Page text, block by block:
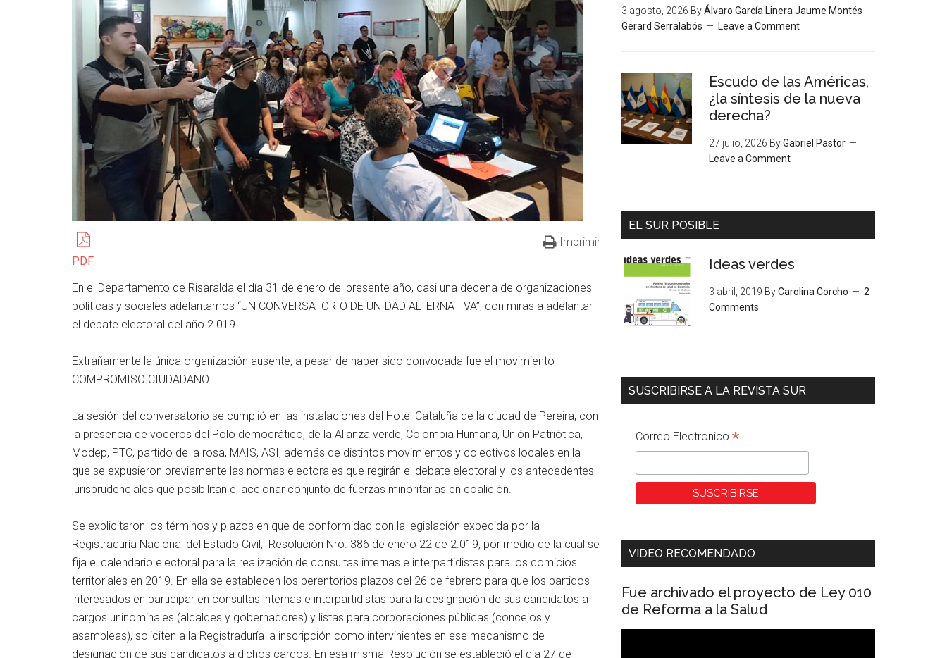
PDF
Imprimir
En el Departamento de Risaralda el día 31 de enero del presente año, casi una decena de organizaciones
políticas y sociales adelantamos “UN CONVERSATORIO DE UNIDAD ALTERNATIVA”, con miras a adelantar
el debate electoral del año 2.019 .
Extrañamente la única organización ausente, a pesar de haber sido convocada fue el movimiento
COMPROMISO CIUDADANO.
La sesión del conversatorio se cumplió en las instalaciones del Hotel Cataluña de la ciudad de Pereira, con
la presencia de voceros del Polo democrático, de la Alianza verde, Colombia Humana, Unión Patriótica,
Modep, PTC, partido de la rosa, MAIS, ASI, además de distintos movimientos y colectivos locales en la
que se expusieron previamente las normas electorales que regirán el debate electoral y los antecedentes
jurisprudenciales que posibilitan el accionar conjunto de fuerzas minoritarias en coalición.
Se explicitaron los términos y plazos en que de conformidad con la legislación expedida por la
Registraduría Nacional del Estado Civil, Resolución Nro. 386 de enero 22 de 2.019, por medio de la cual se
fija el calendario electoral para la realización de consultas internas e interpartidistas para los comicios
territoriales en 2019. En ella se establecen los perentorios plazos del 26 de febrero para que los partidos
interesados en participar en consultas internas e interpartidistas para la designación de sus candidatos a
cargos uninominales (alcaldes y gobernadores) y listas para corporaciones públicas (concejos y
asambleas), soliciten a la Registraduría la inscripción como intervinientes en ese mecanismo de
designación de sus candidatos a dichos cargos. En esa misma Resolución se estableció el día 27 de
3 agosto, 2026 ByÁlvaro García Linera Jaume Montés
Gerard Serralabós
Leave a Comment
Escudo de las Américas,
¿la síntesis de la nueva
derecha?
27 julio, 2026 ByGabriel Pastor
Leave a Comment
EL SUR POSIBLE
Ideas verdes
3 abril, 2019 ByCarolina Corcho
2
Comments
SUSCRIBIRSE A LA REVISTA SUR
Correo Electronico *
VIDEO RECOMENDADO
Fue archivado el proyecto de Ley 010
de Reforma a la Salud